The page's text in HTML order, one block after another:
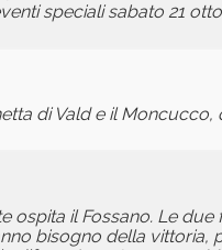
speciali sabato 21
di Vald e il Moncucco,
ospita il Fossano. Le
bisogno della vittoria,